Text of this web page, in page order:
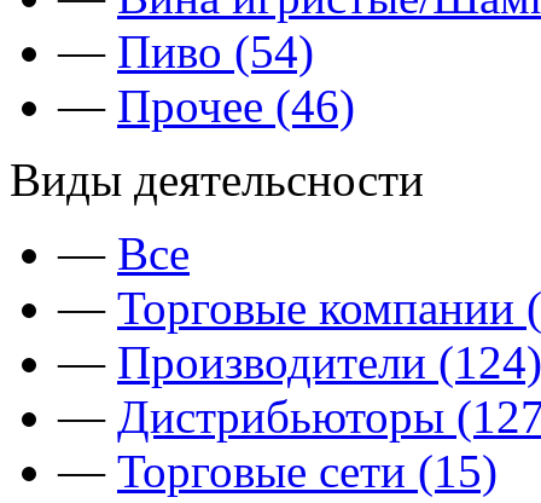
— Пиво (54)
— Прочее (46)
Виды деятельсности
— Все
— Торговые компании
— Производители (124)
— Дистрибьюторы
— Торговые сети (15)